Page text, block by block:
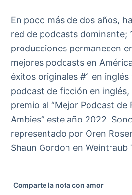
En poco más de dos años,
red de podcasts dominante;
producciones permanecen
mejores podcasts en
éxitos originales #1 en inglés
podcast de ficción en inglés,
premio al “Mejor Podcast de
Ambies” este año 2022.
representado por Oren
Shaun Gordon en Weintraub
Comparte la nota con amor